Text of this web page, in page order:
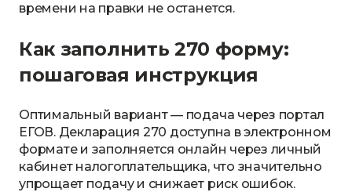
времени на правки не останется.
Как заполнить 270 форму:
пошаговая инструкция
Оптимальный вариант — подача через портал
ЕГОВ. Декларация 270 доступна в электронном
формате и заполняется онлайн через личный
кабинет налогоплательщика, что значительно
упрощает подачу и снижает риск ошибок.